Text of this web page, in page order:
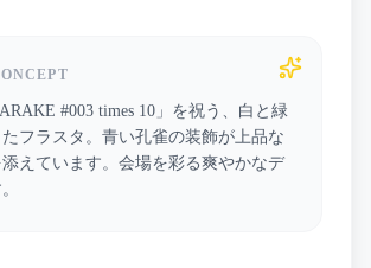
#003 times 10」を祝う、白と緑
フラスタ。青い孔雀の装飾が上品な
えています。会場を彩る爽やかなデ